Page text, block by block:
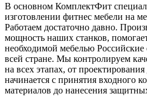
В основном КомплектФит
изготовлении фитнес мебели на
Работаем достаточно давно.
мощность наших станков,
необходимой мебелью
всей стране. Мы контролируем
на всех этапах, от
начинается с принятия входного
материалов до нанесения